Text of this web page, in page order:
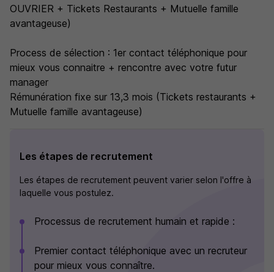
OUVRIER + Tickets Restaurants + Mutuelle famille
avantageuse)
Process de sélection : 1er contact téléphonique pour
mieux vous connaitre + rencontre avec votre futur
manager
Rémunération fixe sur 13,3 mois (Tickets restaurants +
Mutuelle famille avantageuse)
Les étapes de recrutement
Les étapes de recrutement peuvent varier selon l'offre à
laquelle vous postulez.
Processus de recrutement humain et rapide :
Premier contact téléphonique avec un recruteur
pour mieux vous connaître.